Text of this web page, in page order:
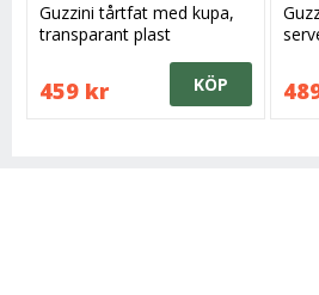
Guzzini tårtfat med kupa,
transparant plast
459 kr KÖP